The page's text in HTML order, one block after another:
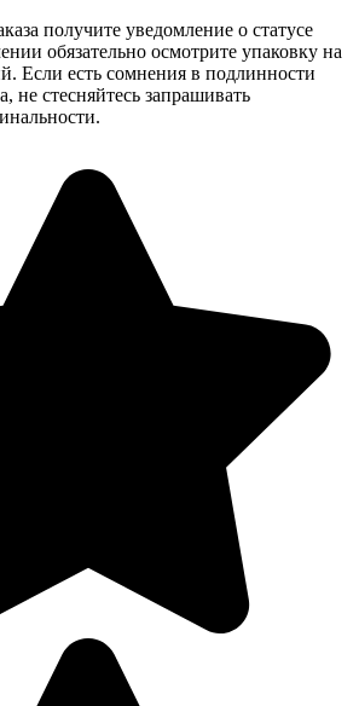
получите уведомление о статусе
обязательно осмотрите упаковку на
Если есть сомнения в подлинности
не стесняйтесь запрашивать